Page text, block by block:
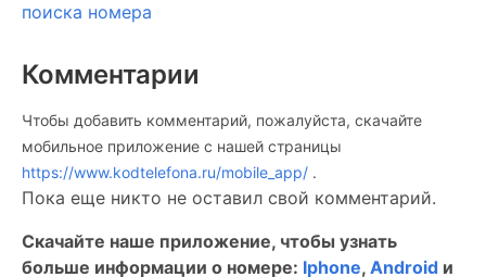
поиска номера
Комментарии
Чтобы добавить комментарий, пожалуйста, скачайте
мобильное приложение c нашей страницы
https://www.kodtelefona.ru/mobile_app/ .
Пока еще никто не оставил свой комментарий.
Скачайте наше приложение, чтобы узнать
больше информации о номере: Iphone, Android и